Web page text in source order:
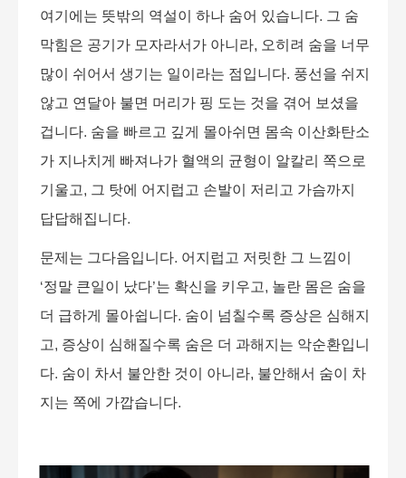
여기에는 뜻밖의 역설이 하나 숨어 있습니다. 그 숨
막힘은 공기가 모자라서가 아니라, 오히려 숨을 너무
많이 쉬어서 생기는 일이라는 점입니다. 풍선을 쉬지
않고 연달아 불면 머리가 핑 도는 것을 겪어 보셨을
겁니다. 숨을 빠르고 깊게 몰아쉬면 몸속 이산화탄소
가 지나치게 빠져나가 혈액의 균형이 알칼리 쪽으로
기울고, 그 탓에 어지럽고 손발이 저리고 가슴까지
답답해집니다.
문제는 그다음입니다. 어지럽고 저릿한 그 느낌이
‘정말 큰일이 났다’는 확신을 키우고, 놀란 몸은 숨을
더 급하게 몰아쉽니다. 숨이 넘칠수록 증상은 심해지
고, 증상이 심해질수록 숨은 더 과해지는 악순환입니
다. 숨이 차서 불안한 것이 아니라, 불안해서 숨이 차
지는 쪽에 가깝습니다.